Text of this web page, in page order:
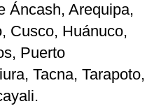
Áncash, Arequipa,
Cusco, Huánuco,
Puerto
Tacna, Tarapoto,